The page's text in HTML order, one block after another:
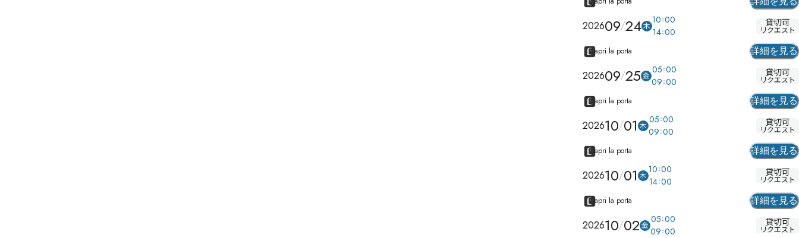
202609 24木
10 00
14 00
貸切可
リクエスト
apri la porta
詳細を見る
202609 25 金
05 00
09 00
貸切可
リクエスト
apri la porta
詳細を見る
202610 01 木
05 00
09 00
貸切可
リクエスト
apri la porta
詳細を見る
202610 01 木
10 00
14 00
貸切可
リクエスト
apri la porta
詳細を見る
202610 02 金
05 00
09 00
貸切可
リクエスト